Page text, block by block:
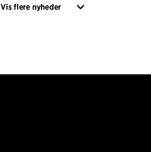
Vis flere nyheder